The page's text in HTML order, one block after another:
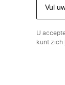
U
kunt zich